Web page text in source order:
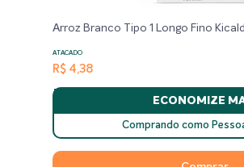
Arroz Branco Tipo 1 Longo Fino Kicaldo -
ATACADO
R$ 4,38
ECONOMIZE MAIS
Comprando como Pessoa